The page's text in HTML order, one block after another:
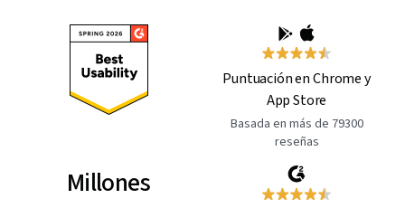
Puntuación en Chrome y
App Store
Basada en más de 79300
reseñas
Millones